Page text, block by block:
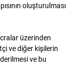
oluşturulması
üzerinden
ve diğer kişilerin
ve bu